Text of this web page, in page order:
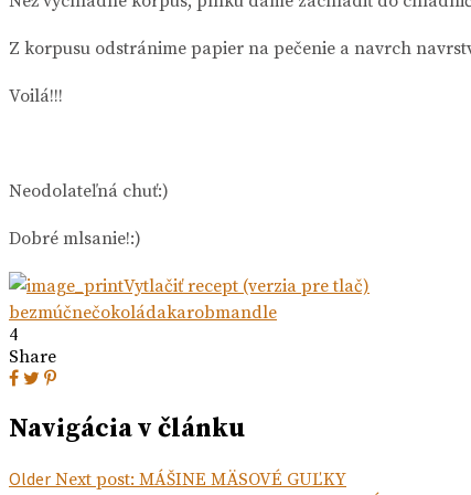
Z korpusu odstránime papier na pečenie a navrch
Voilá!!!
Neodolateľná chuť:)
Dobré mlsanie!:)
Vytlačiť recept (verzia pre tlač)
bezmúčnečokoládakarobmandle
4
Share
Navigácia v článku
Older Next post: MÁŠINE MÄSOVÉ GUĽKY